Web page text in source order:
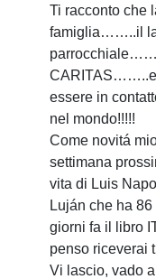
Ti racconto che
famiglia……..il
CARITAS……..e
essere in
nel mondo!!!!!
Come novitá
settimana
vita di Luis
Luján che ha
giorni fa il libro
penso riceverai
Vi lascio, vado